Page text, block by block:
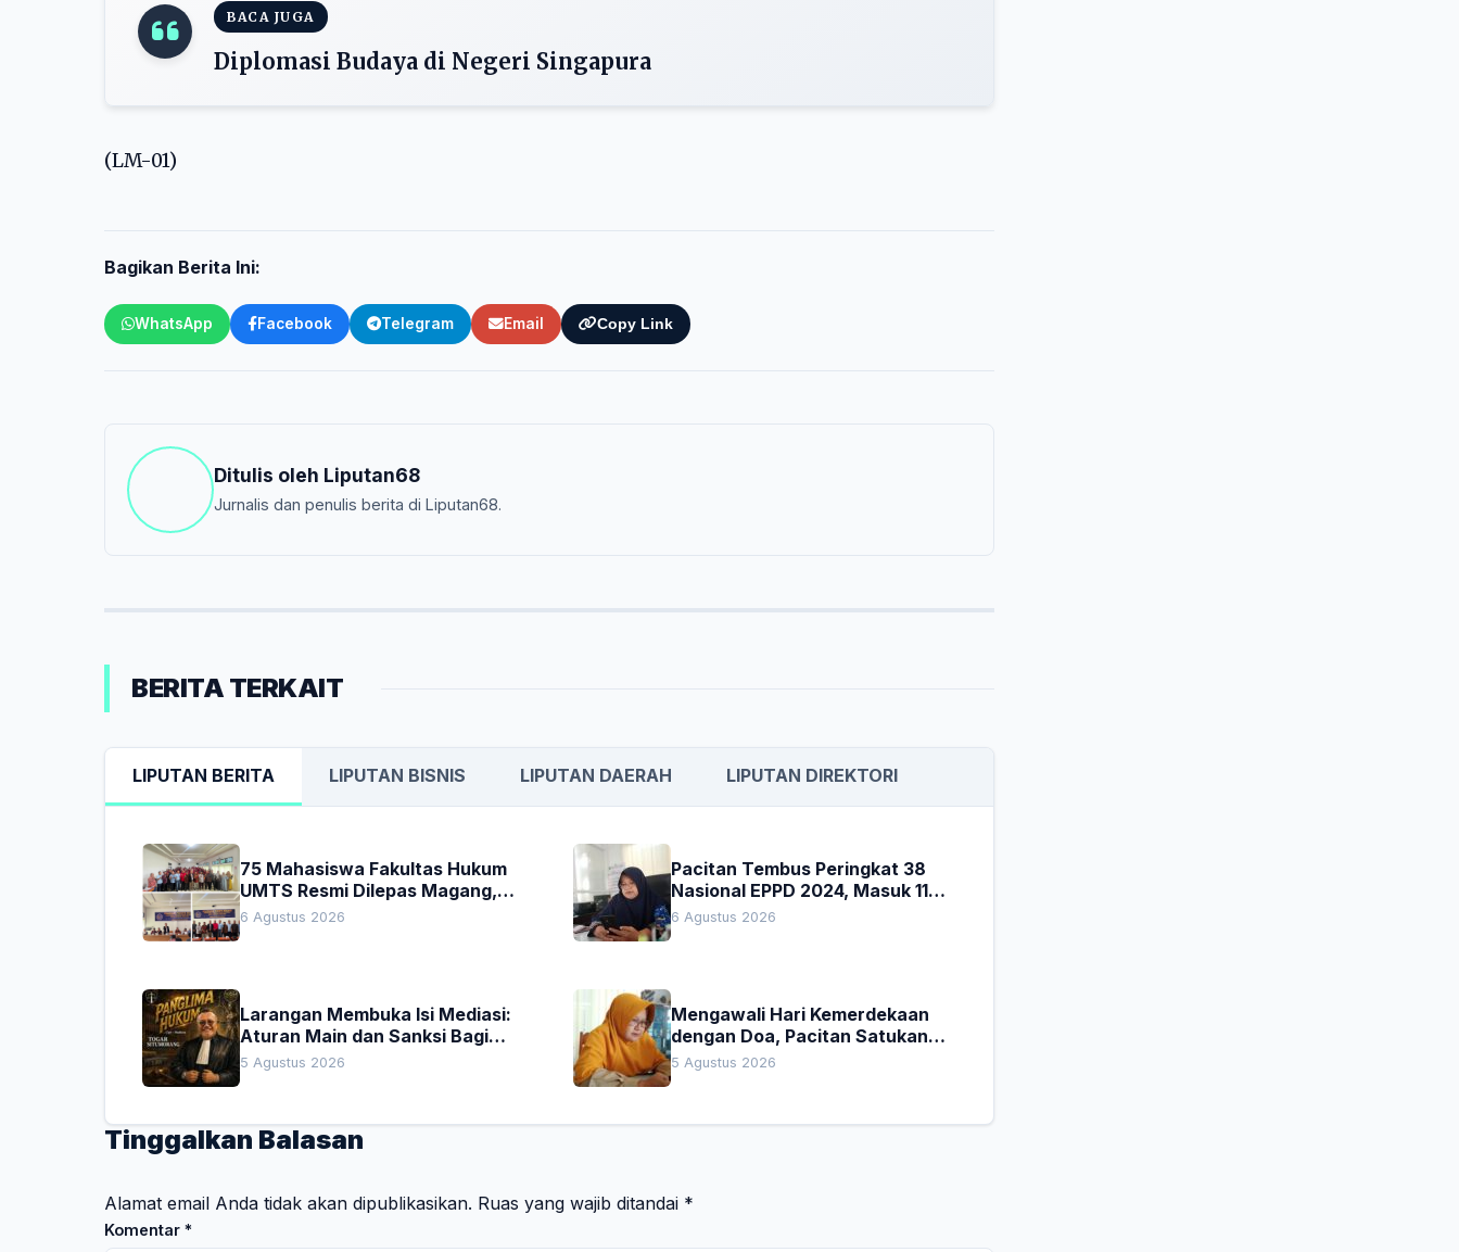
BACA JUGA
Diplomasi Budaya di Negeri Singapura
(LM-01)
Bagikan Berita Ini:
WhatsApp Facebook Telegram Email Copy Link
Ditulis oleh Liputan68
Jurnalis dan penulis berita di Liputan68.
BERITA TERKAIT
LIPUTAN BERITA LIPUTAN BISNIS LIPUTAN DAERAH LIPUTAN DIREKTORI
75 Mahasiswa Fakultas Hukum
UMTS Resmi Dilepas Magang,
Dekan Titip Empat Pesan
6 Agustus 2026
Pacitan Tembus Peringkat 38
Nasional EPPD 2024, Masuk 11
Besar di Jatim
6 Agustus 2026
Larangan Membuka Isi Mediasi:
Aturan Main dan Sanksi Bagi
Penegak Hukum
5 Agustus 2026
Mengawali Hari Kemerdekaan
dengan Doa, Pacitan Satukan
Hati untuk Indonesia
5 Agustus 2026
Tinggalkan Balasan
Alamat email Anda tidak akan dipublikasikan. Ruas yang wajib ditandai *
Komentar *